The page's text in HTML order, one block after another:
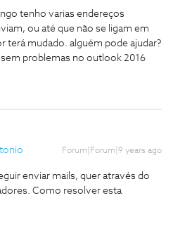
tenho varias endereços
ou até que não se ligam em
terá mudado. alguém pode ajudar?
problemas no outlook 2016
Forum|Forum|9 years ago
enviar mails, quer através do
Como resolver esta